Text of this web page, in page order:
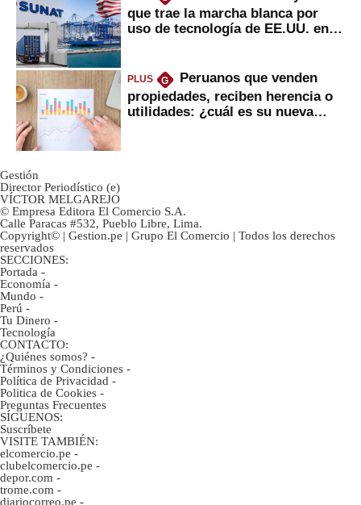
que trae la marcha blanca por
uso de tecnología de EE.UU. en
PLUS G
Peruanos que venden
propiedades, reciben herencia o
utilidades: ¿cuál es su nueva
Gestión
Director Periodístico (e)
VÍCTOR MELGAREJO
© Empresa Editora El Comercio S.A.
Calle Paracas #532, Pueblo Libre, Lima.
Copyright© | Gestion.pe | Grupo El Comercio | Todos los derechos
reservados
SECCIONES:
Portada -
Economía -
Mundo -
Perú -
Tu Dinero -
Tecnología
CONTACTO:
¿Quiénes somos? -
Términos y Condiciones -
Política de Privacidad -
Politica de Cookies -
Preguntas Frecuentes
SÍGUENOS:
Suscríbete
VISITE TAMBIÉN:
elcomercio.pe -
clubelcomercio.pe -
depor.com -
trome.com -
diariocorreo.pe -